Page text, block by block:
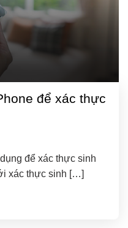
để xác thực
để xác thực sinh
xác thực sinh […]